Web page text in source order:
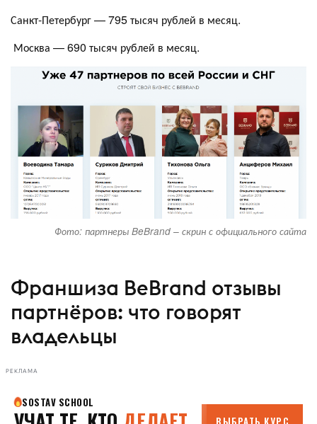
Санкт-Петербург — 795 тысяч рублей в месяц.
Москва — 690 тысяч рублей в месяц.
Фото: партнеры BeBrand – скрин с официального сайта
Франшиза BeBrand отзывы
партнёров: что говорят
владельцы
РЕКЛАМА